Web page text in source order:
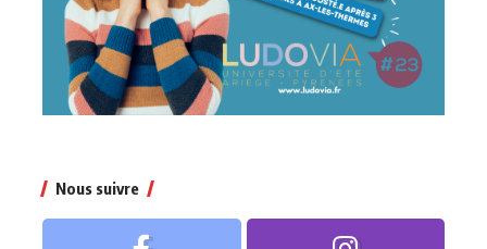
Nous suivre